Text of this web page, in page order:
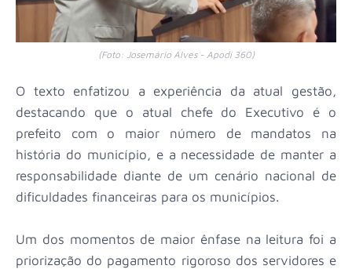
(Foto: Josemário Alves - Apodi 360)
O texto enfatizou a experiência da atual gestão,
destacando que o atual chefe do Executivo é o
prefeito com o maior número de mandatos na
história do município, e a necessidade de manter a
responsabilidade diante de um cenário nacional de
dificuldades financeiras para os municípios.
Um dos momentos de maior ênfase na leitura foi a
priorização do pagamento rigoroso dos servidores e